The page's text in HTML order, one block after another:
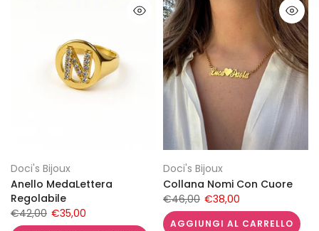
Doci's Bijoux
Anello MedaLettera
Regolabile
€42,00 €35,00
Doci's Bijoux
Collana Nomi Con Cuore
€46,00 €38,00
AGGIUNGI AL CARRELLO